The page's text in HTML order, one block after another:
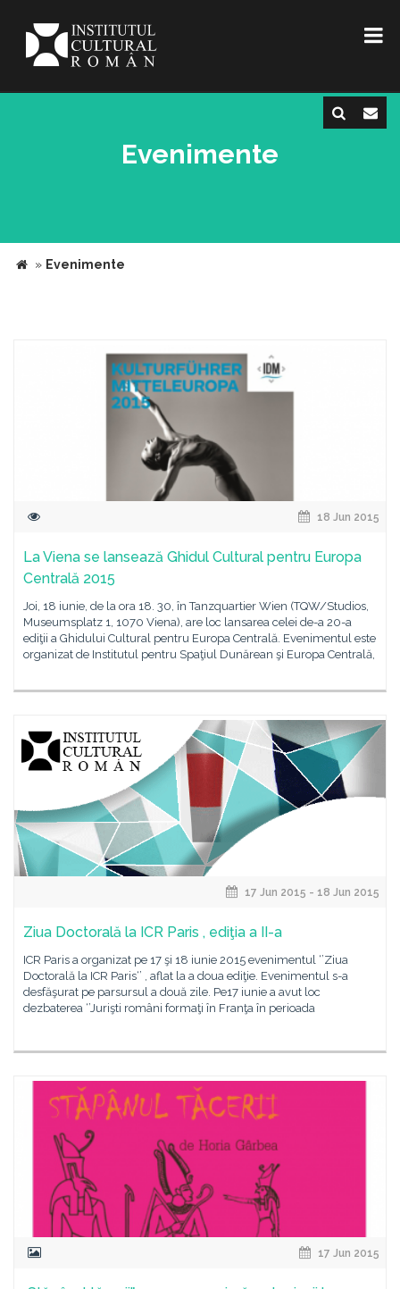
Evenimente
» Evenimente
18 Jun 2015
La Viena se lansează Ghidul Cultural pentru Europa
Centrală 2015
Joi, 18 iunie, de la ora 18. 30, în Tanzquartier Wien (TQW/Studios,
Museumsplatz 1, 1070 Viena), are loc lansarea celei de-a 20-a
ediţii a Ghidului Cultural pentru Europa Centrală. Evenimentul este
organizat de Institutul pentru Spaţiul Dunărean şi Europa Centrală,
17 Jun 2015 - 18 Jun 2015
Ziua Doctorală la ICR Paris , ediţia a II-a
ICR Paris a organizat pe 17 şi 18 iunie 2015 evenimentul ‘’Ziua
Doctorală la ICR Paris‘’ , aflat la a doua ediţie. Evenimentul s-a
desfăşurat pe parsursul a două zile. Pe17 iunie a avut loc
dezbaterea ‘’Jurişti români formaţi în Franţa în perioada
17 Jun 2015